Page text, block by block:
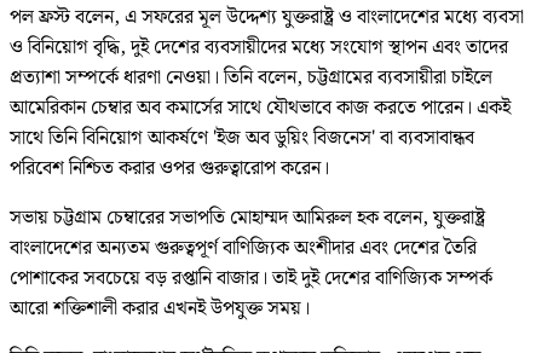
পল ফ্রস্ট বলেন, এ সফরের মূল উদ্দেশ্য যুক্তরাষ্ট্র ও বাংলাদেশের মধ্যে ব্যবসা
ও বিনিয়োগ বৃদ্ধি, দুই দেশের ব্যবসায়ীদের মধ্যে সংযোগ স্থাপন এবং তাদের
প্রত্যাশা সম্পর্কে ধারণা নেওয়া। তিনি বলেন, চট্টগ্রামের ব্যবসায়ীরা চাইলে
আমেরিকান চেম্বার অব কমার্সের সাথে যৌথভাবে কাজ করতে পারেন। একই
সাথে তিনি বিনিয়োগ আকর্ষণে 'ইজ অব ডুয়িং বিজনেস' বা ব্যবসাবান্ধব
পরিবেশ নিশ্চিত করার ওপর গুরুত্বারোপ করেন।
সভায় চট্টগ্রাম চেম্বারের সভাপতি মোহাম্মদ আমিরুল হক বলেন, যুক্তরাষ্ট্র
বাংলাদেশের অন্যতম গুরুত্বপূর্ণ বাণিজ্যিক অংশীদার এবং দেশের তৈরি
পোশাকের সবচেয়ে বড় রপ্তানি বাজার। তাই দুই দেশের বাণিজ্যিক সম্পর্ক
আরো শক্তিশালী করার এখনই উপযুক্ত সময়।